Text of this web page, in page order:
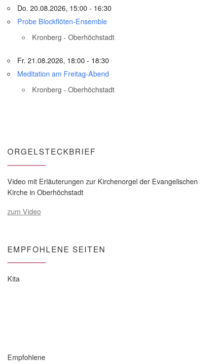
Do. 20.08.2026, 15:00 - 16:30
Probe Blockflöten-Ensemble
Kronberg - Oberhöchstadt
Fr. 21.08.2026, 18:00 - 18:30
Meditation am Freitag-Abend
Kronberg - Oberhöchstadt
ORGELSTECKBRIEF
Video mit Erläuterungen zur Kirchenorgel der Evangelischen
Kirche in Oberhöchstadt
zum Video
EMPFOHLENE SEITEN
Kita
Empfohlene